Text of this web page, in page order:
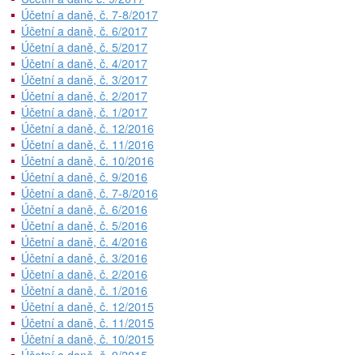
Účetní a daně, č. 7-8/2017
Účetní a daně, č. 6/2017
Účetní a daně, č. 5/2017
Účetní a daně, č. 4/2017
Účetní a daně, č. 3/2017
Účetní a daně, č. 2/2017
Účetní a daně, č. 1/2017
Účetní a daně, č. 12/2016
Účetní a daně, č. 11/2016
Účetní a daně, č. 10/2016
Účetní a daně, č. 9/2016
Účetní a daně, č. 7-8/2016
Účetní a daně, č. 6/2016
Účetní a daně, č. 5/2016
Účetní a daně, č. 4/2016
Účetní a daně, č. 3/2016
Účetní a daně, č. 2/2016
Účetní a daně, č. 1/2016
Účetní a daně, č. 12/2015
Účetní a daně, č. 11/2015
Účetní a daně, č. 10/2015